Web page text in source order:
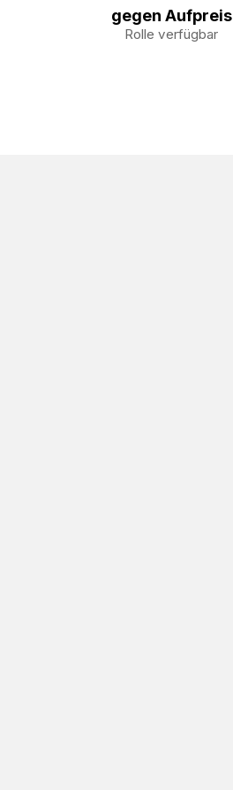
gegen Aufpreis
Rolle verfügbar